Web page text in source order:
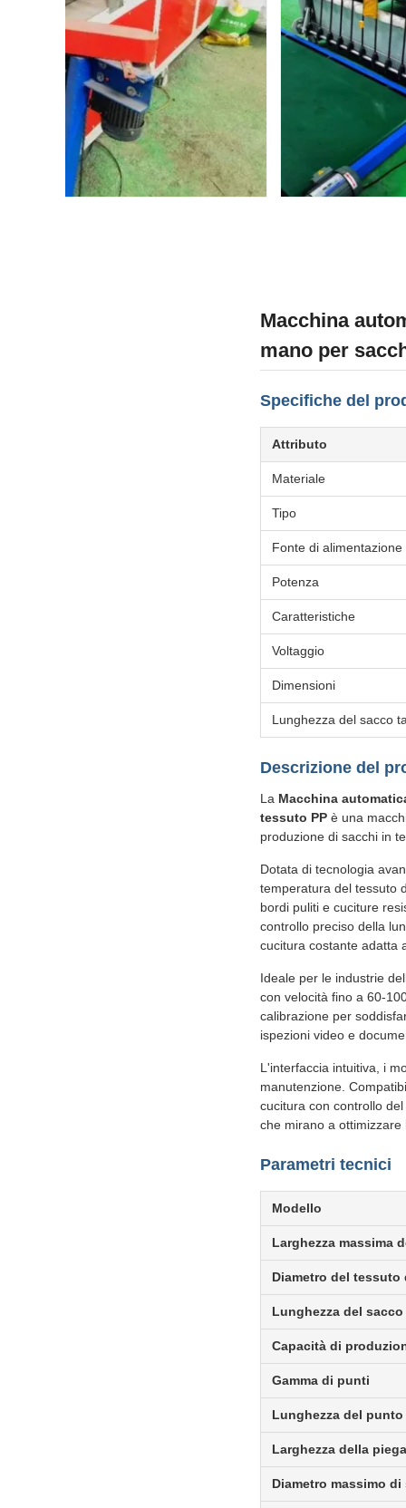
Macchina
mano per
Specifiche del
Attributo
Materiale
Tipo
Fonte di alimentazione
Potenza
Caratteristiche
Voltaggio
Dimensioni
Lunghezza del sacco
Descrizione del
La Macchina
tessuto PP è una
produzione di sacchi in
Dotata di tecnologia
temperatura del tessuto
bordi puliti e cuciture
controllo preciso della
cucitura costante adatta
Ideale per le industrie
con velocità fino a 60-
calibrazione per
ispezioni video e
L'interfaccia intuitiva, i
manutenzione.
cucitura con controllo
che mirano a
Parametri tecnici
Modello
Larghezza massima
Diametro del
Lunghezza del
Capacità di
Gamma di punti
Lunghezza del punto
Larghezza della
Diametro massimo